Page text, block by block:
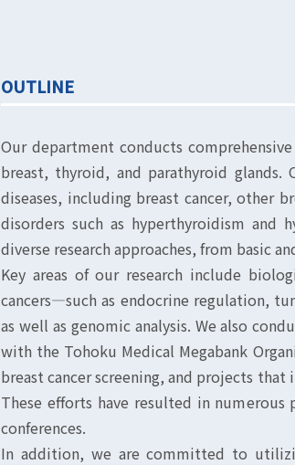
OUTLINE
Our department conducts
breast, thyroid, and parathyroid glands.
diseases, including breast cancer, other
disorders such as hyperthyroidism and
diverse research approaches, from basic
Key areas of our research include
cancers—such as endocrine regulation,
as well as genomic analysis. We also
with the Tohoku Medical Megabank
breast cancer screening, and projects
These efforts have resulted in
conferences.
In addition, we are committed to